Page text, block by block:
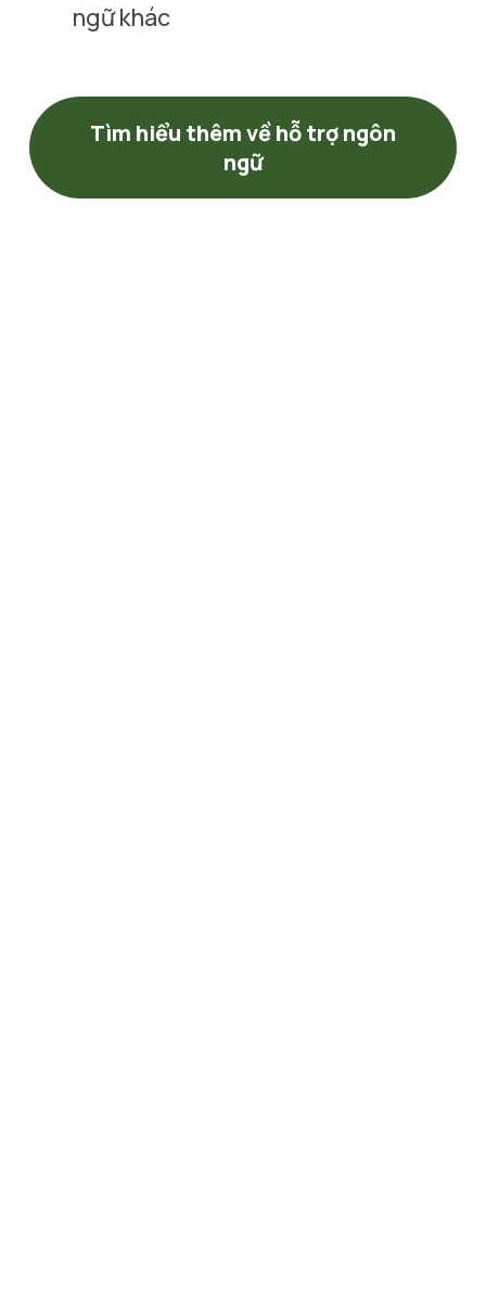
ngữ khác
Tìm hiểu thêm về hỗ trợ ngôn
ngữ